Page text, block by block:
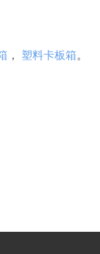
， 塑料卡板箱。